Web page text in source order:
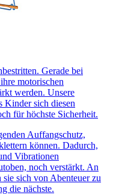
Gerade bei
motorischen
werden. Unsere
Kinder sich diesen
für höchste Sicherheit.
Auffangschutz,
können. Dadurch,
Vibrationen
noch verstärkt. An
sich von Abenteuer zu
die nächste.